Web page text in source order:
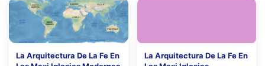
La Arquitectura De La Fe En
La Arquitectura De La Fe En